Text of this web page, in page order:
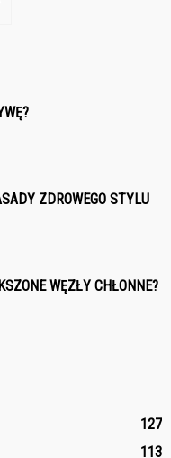
ZDROWEGO STYLU
WĘZŁY CHŁONNE?
127
113